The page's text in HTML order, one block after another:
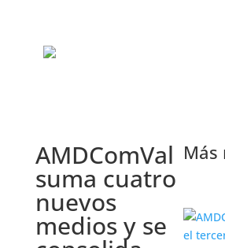
AMDComVal
suma cuatro
nuevos
medios y se
Más